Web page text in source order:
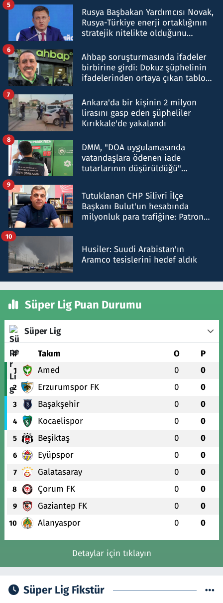
Rusya Başbakan Yardımcısı Novak,
Rusya-Türkiye enerji ortaklığının
stratejik nitelikte olduğunu
5
Ahbap soruşturmasında ifadeler
birbirine girdi: Dokuz şüphelinin
ifadelerinden ortaya çıkan tablo
6
Ankara'da bir kişinin 2 milyon
lirasını gasp eden şüpheliler
Kırıkkale'de yakalandı
7
DMM, "DOA uygulamasında
vatandaşlara ödenen iade
tutarlarının düşürüldüğü"
8
Tutuklanan CHP Silivri İlçe
Başkanı Bulut'un hesabında
milyonluk para trafiğine: Patron
9
Husiler: Suudi Arabistan'ın
Aramco tesislerini hedef aldık
10
Süper Lig Puan Durumu
Süper Lig
# Takım O P
1 Amed 0 0
2 Erzurumspor FK 0 0
3 Başakşehir 0 0
4 Kocaelispor 0 0
5 Beşiktaş 0 0
6 Eyüpspor 0 0
7 Galatasaray 0 0
8 Çorum FK 0 0
9 Gaziantep FK 0 0
10 Alanyaspor 0 0
Detaylar için tıklayın
Süper Lig Fikstür